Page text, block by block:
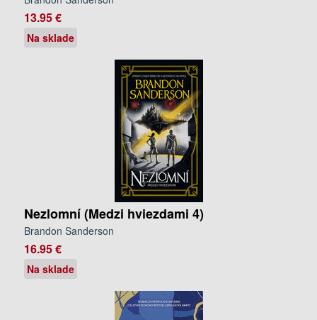
13.95 €
Na sklade
Nezlomní (Medzi hviezdami 4)
Brandon Sanderson
16.95 €
Na sklade